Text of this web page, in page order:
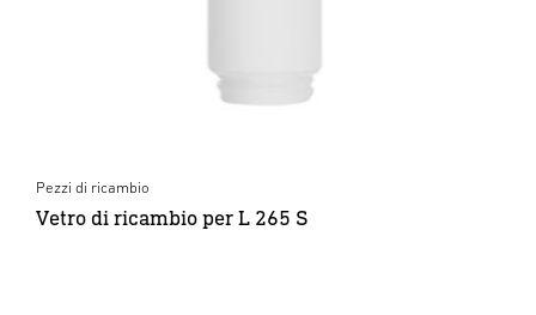
Pezzi di ricambio
Vetro di ricambio per L 265 S